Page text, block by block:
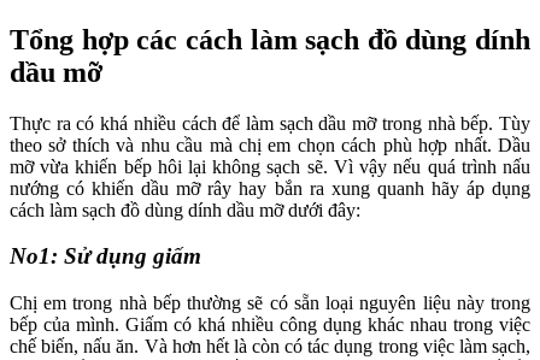
Tổng hợp các cách làm sạch đồ dùng dính
dầu mỡ
Thực ra có khá nhiều cách để làm sạch dầu mỡ trong nhà bếp. Tùy
theo sở thích và nhu cầu mà chị em chọn cách phù hợp nhất. Dầu
mỡ vừa khiến bếp hôi lại không sạch sẽ. Vì vậy nếu quá trình nấu
nướng có khiến dầu mỡ rây hay bắn ra xung quanh hãy áp dụng
cách làm sạch đồ dùng dính dầu mỡ dưới đây:
No1: Sử dụng giấm
Chị em trong nhà bếp thường sẽ có sẵn loại nguyên liệu này trong
bếp của mình. Giấm có khá nhiều công dụng khác nhau trong việc
chế biến, nấu ăn. Và hơn hết là còn có tác dụng trong việc làm sạch,